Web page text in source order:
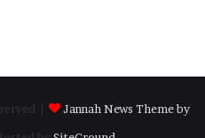
|
Jannah News Theme by